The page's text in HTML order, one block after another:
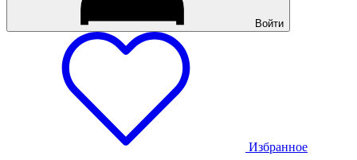
Войти
Избранное